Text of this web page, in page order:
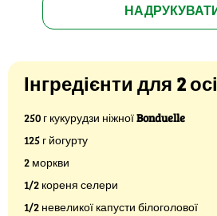
Інгредієнти для 2
250 г кукурудзи ніжноїBonduelle
125 г йогурту
2 моркви
1/2 кореня селери
1/2 невеликої капусти білоголової